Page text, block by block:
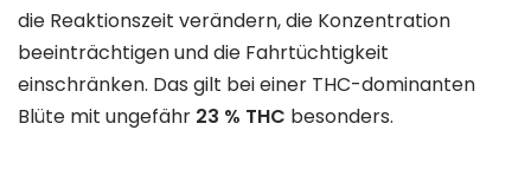
die Reaktionszeit verändern, die Konzentration
beeinträchtigen und die Fahrtüchtigkeit
einschränken. Das gilt bei einer THC-dominanten
Blüte mit ungefähr 23 % THC besonders.